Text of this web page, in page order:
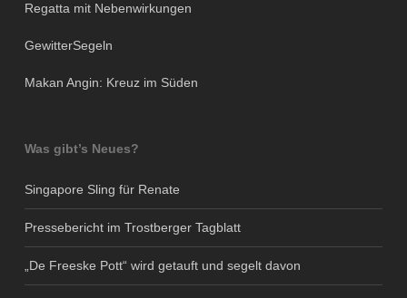
Regatta mit Nebenwirkungen
GewitterSegeln
Makan Angin: Kreuz im Süden
Was gibt’s Neues?
Singapore Sling für Renate
Pressebericht im Trostberger Tagblatt
„De Freeske Pott“ wird getauft und segelt davon